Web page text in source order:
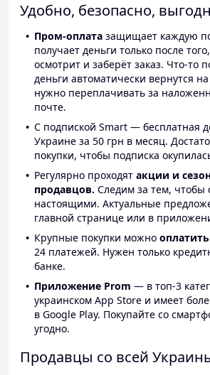
Удобно, безопасно,
Пром-оплата защищает каждую
получает деньги только после
осмотрит и заберёт заказ. Что-то
деньги автоматически вернутся
нужно переплачивать за
почте.
С подпиской Smart — бесплатная
Украине за 50 грн в месяц.
покупки, чтобы подписка
Регулярно проходят акции и
продавцов. Следим за тем, чтобы
настоящими. Актуальные
главной странице или в
Крупные покупки можно
24 платежей. Нужен только
банке.
Приложение Prom — в топ-3
украинском App Store и имеет
в Google Play. Покупайте со
угодно.
Продавцы со всей